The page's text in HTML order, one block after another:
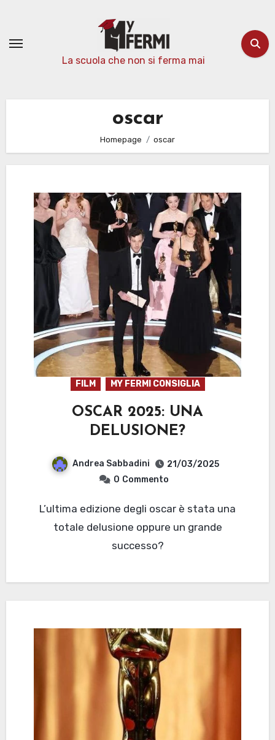
contenuto
La scuola che non si ferma mai
oscar
Homepage oscar
FILM MY FERMI CONSIGLIA
OSCAR 2025: UNA
DELUSIONE?
Andrea Sabbadini
21/03/2025
0 Commento
L’ultima edizione degli oscar è stata una
totale delusione oppure un grande
successo?